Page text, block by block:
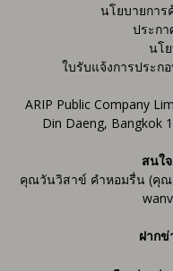
นโยบายกา
ประก
นโ
ใบรับแจ้งการประก
ARIP Public Company
Din Daeng, Bangkok
สนใ
คุณวันวิสาข์ คำหอมรื่น (คุณ
ฝาก